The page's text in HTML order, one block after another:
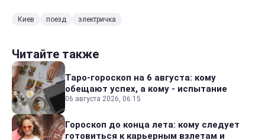
Киев поезд электричка
Читайте также
Таро-гороскоп на 6 августа: кому
обещают успех, а кому - испытание
06 августа 2026, 06:15
Гороскоп до конца лета: кому следует
готовиться к карьерным взлетам и